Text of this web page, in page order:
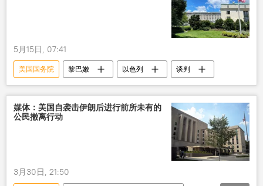
5月15日, 07:41
美国国务院 黎巴嫩 以色列 谈判
媒体：美国自袭击伊朗后进行前所未有的
公民撤离行动
3月30日, 21:50